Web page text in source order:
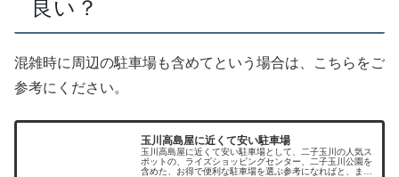
良い？
混雑時に周辺の駐車場も含めてという場合は、こちらをご
参考にください。
玉川高島屋に近くて安い駐車場
玉川高島屋に近くて安い駐車場として、二子玉川の人気ス
ポットの、ライズショッピングセンター、二子玉川公園を
含めた、お得で便利な駐車場を選ぶ参考になればと、まと